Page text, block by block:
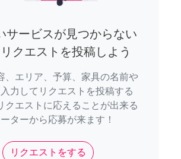
サービスが見つからない
クエストを投稿しよう
、エリア、予算、家具の名前や
力してリクエストを投稿する
クエストに応えることが出来る
ターから応募が来ます！
リクエストをする